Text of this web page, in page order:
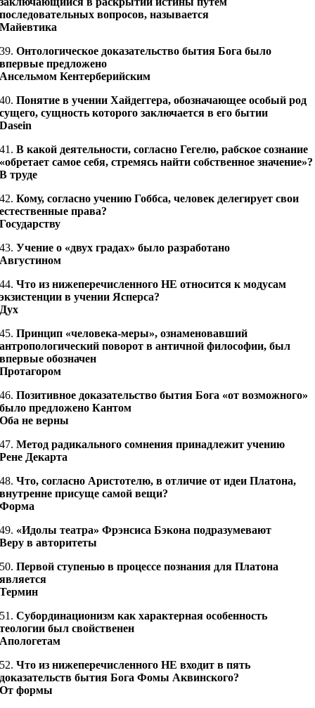
последовательных вопросов, называется
Майевтика
39.Онтологическое доказательство бытия Бога было
впервые предложено
Ансельмом Кентерберийским
40.Понятие в учении Хайдеггера, обозначающее особый род
сущего, сущность которого заключается в его бытии
Dasein
41.В какой деятельности, согласно Гегелю, рабское сознание
«обретает самое себя, стремясь найти собственное значение»?
В труде
42.Кому, согласно учению Гоббса, человек делегирует свои
естественные права?
Государству
43.Учение о «двух градах» было разработано
Августином
44.Что из нижеперечисленного НЕ относится к модусам
экзистенции в учении Ясперса?
Дух
45.Принцип «человека-меры», ознаменовавший
антропологический поворот в античной философии, был
впервые обозначен
Протагором
46.Позитивное доказательство бытия Бога «от возможного»
было предложено Кантом
Оба не верны
47.Метод радикального сомнения принадлежит учению
Рене Декарта
48.Что, согласно Аристотелю, в отличие от идеи Платона,
внутренне присуще самой вещи?
Форма
49. «Идолы театра» Фрэнсиса Бэкона подразумевают
Веру в авторитеты
50.Первой ступенью в процессе познания для Платона
является
Термин
51.Субординационизм как характерная особенность
теологии был свойственен
Апологетам
52.Что из нижеперечисленного НЕ входит в пять
доказательств бытия Бога Фомы Аквинского?
От формы